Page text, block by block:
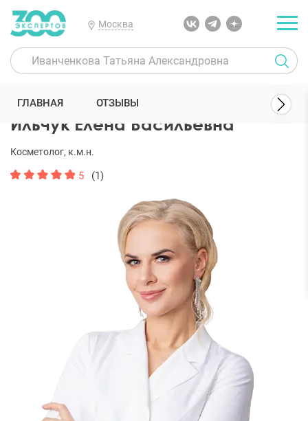
Москва
300 Экспертов Косметологи
Ильчук Елена Васильевна
Косметолог, к.м.н.
5 (1)
ГЛАВНАЯ ОТЗЫВЫ